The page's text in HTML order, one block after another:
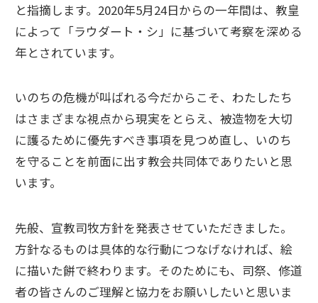
と指摘します。2020年5月24日からの一年間は、教皇
によって「ラウダート・シ」に基づいて考察を深める
年とされています。
いのちの危機が叫ばれる今だからこそ、わたしたち
はさまざまな視点から現実をとらえ、被造物を大切
に護るために優先すべき事項を見つめ直し、いのち
を守ることを前面に出す教会共同体でありたいと思
います。
先般、宣教司牧方針を発表させていただきました。
方針なるものは具体的な行動につなげなければ、絵
に描いた餅で終わります。そのためにも、司祭、修道
者の皆さんのご理解と協力をお願いしたいと思いま